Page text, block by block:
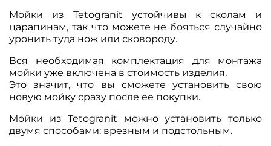
Мойки из Tetogranit устойчивы к сколам и
царапинам, так что можете не бояться случайно
уронить туда нож или сковороду.
Вся необходимая комплектация для монтажа
мойки уже включена в стоимость изделия.
Это значит, что вы сможете установить свою
новую мойку сразу после ее покупки.
Мойки из Tetogranit можно установить только
двумя способами: врезным и подстольным.